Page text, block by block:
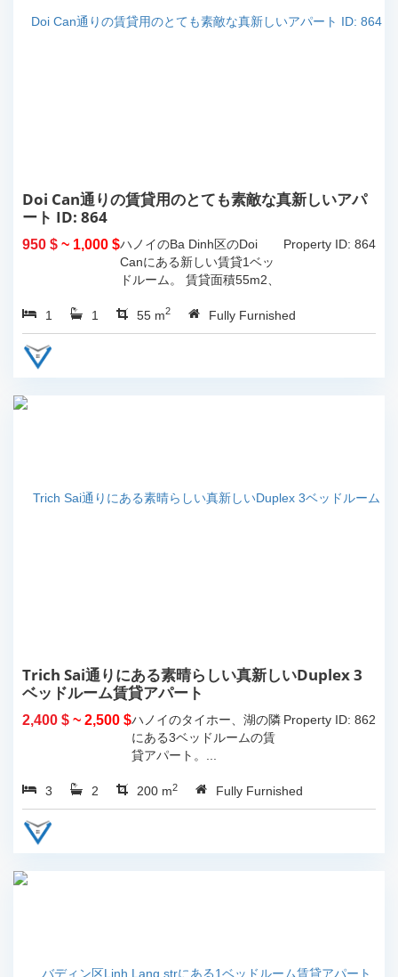
Doi Can通りの賃貸用のとても素敵な真新しいアパ
ート ID: 864
950 $ ~ 1,000 $ Property ID: 864
ハノイのBa Dinh区のDoi
Canにある新しい賃貸1ベッ
ドルーム。 賃貸面積55m2、
されています。...
1 1 55 m2 Fully Furnished
Trich Sai通りにある素晴らしい真新しいDuplex 3
ベッドルーム賃貸アパート
2,400 $ ~ 2,500 $ Property ID: 862
ハノイのタイホー、湖の隣
にある3ベッドルームの賃
貸アパート。...
3 2 200 m2 Fully Furnished